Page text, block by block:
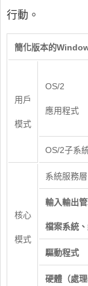
行動。
簡化版本的
用戶
模式
OS/2
應用程式
OS/2子系
核心
模式
系統服務層
輸入輸出
檔案系統
驅動程式
硬體（處